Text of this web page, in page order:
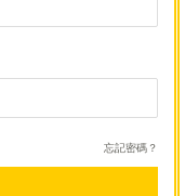
忘記密碼？